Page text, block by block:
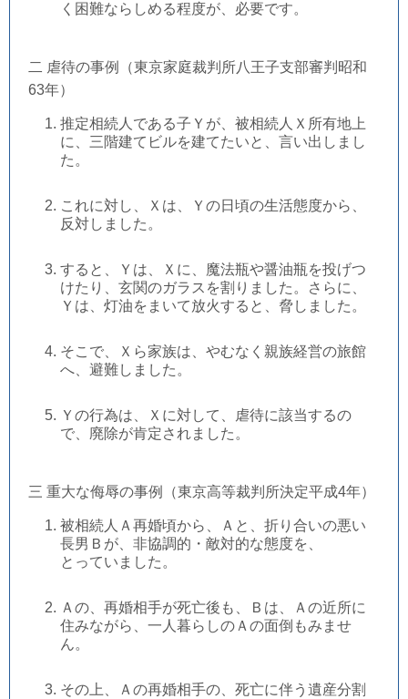
く困難ならしめる程度が、必要です。
二 虐待の事例（東京家庭裁判所八王子支部審判昭和
63年）
推定相続人である子Ｙが、被相続人Ｘ所有地上
に、三階建てビルを建てたいと、言い出しまし
た。
これに対し、Ｘは、Ｙの日頃の生活態度から、
反対しました。
すると、Ｙは、Ｘに、魔法瓶や醤油瓶を投げつ
けたり、玄関のガラスを割りました。さらに、
Ｙは、灯油をまいて放火すると、脅しました。
そこで、Ｘら家族は、やむなく親族経営の旅館
へ、避難しました。
Ｙの行為は、Ｘに対して、虐待に該当するの
で、廃除が肯定されました。
三 重大な侮辱の事例（東京高等裁判所決定平成4年）
被相続人Ａ再婚頃から、Ａと、折り合いの悪い
長男Ｂが、非協調的・敵対的な態度を、
とっていました。
Ａの、再婚相手が死亡後も、Ｂは、Ａの近所に
住みながら、一人暮らしのＡの面倒もみませ
ん。
その上、Ａの再婚相手の、死亡に伴う遺産分割